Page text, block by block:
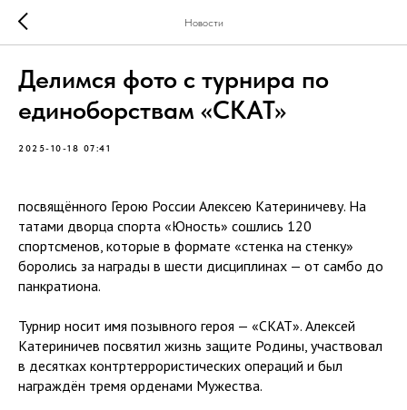
Новости
Делимся фото с турнира по
единоборствам «СКАТ»
2025-10-18 07:41
посвящённого Герою России Алексею Катериничеву. На
татами дворца спорта «Юность» сошлись 120
спортсменов, которые в формате «стенка на стенку»
боролись за награды в шести дисциплинах — от самбо до
панкратиона.
Турнир носит имя позывного героя — «СКАТ». Алексей
Катериничев посвятил жизнь защите Родины, участвовал
в десятках контртеррористических операций и был
награждён тремя орденами Мужества.